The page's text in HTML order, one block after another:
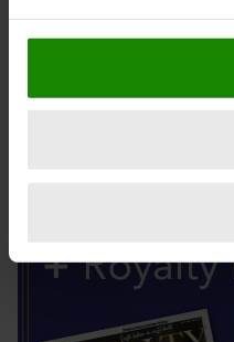
meter nauwkeurig kan
Uw apparaat
eigenschappen
functies voor social media
Ook delen we informatie
social media, adverteren